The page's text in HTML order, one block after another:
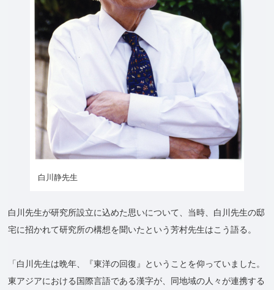
白川静先生
白川先生が研究所設立に込めた思いについて、当時、白川先生の邸
宅に招かれて研究所の構想を聞いたという芳村先生はこう語る。
「白川先生は晩年、『東洋の回復』ということを仰っていました。
東アジアにおける国際言語である漢字が、同地域の人々が連携する